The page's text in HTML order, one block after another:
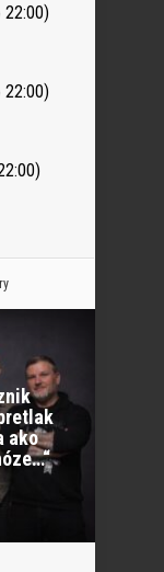
22:00)
22:00)
ako